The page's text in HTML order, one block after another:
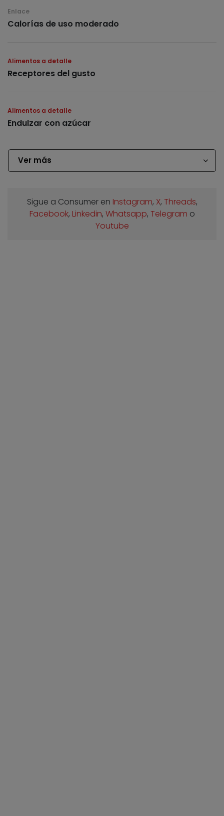
Enlace
Calorías de uso moderado
Alimentos a detalle
Receptores del gusto
Alimentos a detalle
Endulzar con azúcar
Ver más
Sigue a Consumer en Instagram, X, Threads,
Facebook, Linkedin, Whatsapp, Telegram o
Youtube